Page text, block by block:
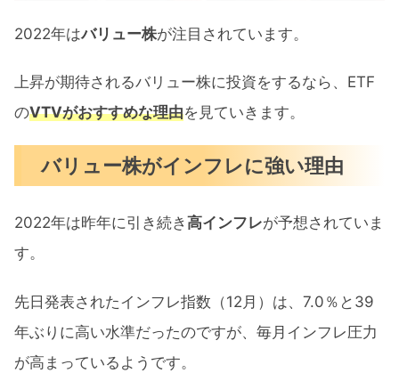
リュー株に投資するならETFがおすすめ！ま
とめ
2022年はバリュー株が注目されています。
上昇が期待されるバリュー株に投資をするなら、ETF
のVTVがおすすめな理由を見ていきます。
バリュー株がインフレに強い理由
2022年は昨年に引き続き高インフレが予想されていま
す。
先日発表されたインフレ指数（12月）は、7.0％と39
年ぶりに高い水準だったのですが、毎月インフレ圧力
が高まっているようです。